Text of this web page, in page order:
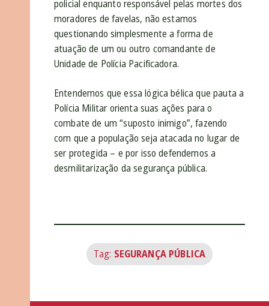
policial enquanto responsável pelas mortes dos
moradores de favelas, não estamos
questionando simplesmente a forma de
atuação de um ou outro comandante de
Unidade de Polícia Pacificadora.
Entendemos que essa lógica bélica que pauta a
Polícia Militar orienta suas ações para o
combate de um “suposto inimigo”, fazendo
com que a população seja atacada no lugar de
ser protegida – e por isso defendemos a
desmilitarização da segurança pública.
Tag: SEGURANÇA PÚBLICA